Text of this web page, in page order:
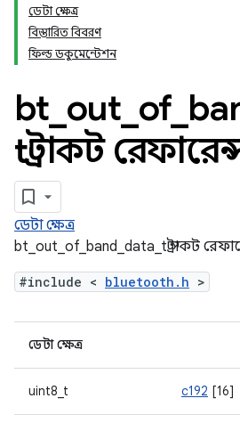
ডেটা ক্ষেত্র
বিস্তারিত বিবরণ
ফিল্ড ডকুমেন্টেশন
bt out of_
t স্ট্রাকট
ডেটা ক্ষেত্র
bt_out_of_band_data_t স্ট্রাকট
#include < bluetooth.h >
ডেটা ক্ষেত্র
uint8_t c192 [16]